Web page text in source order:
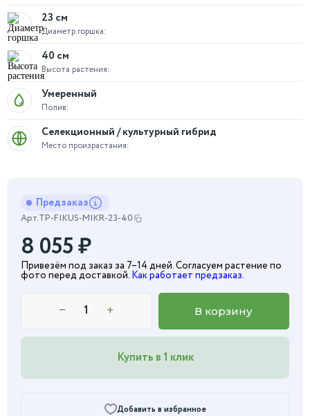
Диаметр горшка:
23 см
Высота растения:
40 см
Полив:
Умеренный
Место произрастания:
Селекционный / культурный гибрид
Предзаказ
Арт.TP-FIKUS-MIKR-23-40
8 055₽
Привезём под заказ за 7–14 дней. Согласуем растение по
фото перед доставкой. Как работает предзаказ.
− + В корзину
Купить в 1 клик
Добавить в избранное